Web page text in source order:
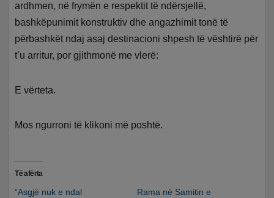
ardhmen, në frymën e respektit të ndërsjellë,
bashkëpunimit konstruktiv dhe angazhimit tonë të
përbashkët ndaj asaj destinacioni shpesh të vështirë për
t’u arritur, por gjithmonë me vlerë:
E vërteta.
Mos ngurroni të klikoni më poshtë.
Të afërta
“Asgjë nuk e ndal
Rama në Samitin e